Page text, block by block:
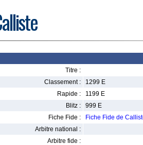
Titre :
Classement :
1299 E
Rapide :
1199 E
Blitz :
999 E
Fiche Fide :
Fiche Fide de
Arbitre national :
Arbitre fide :